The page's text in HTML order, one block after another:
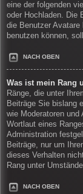
eine der folgenden
oder Hochladen. Die
die Benutzer
benutzen können,
NACH OBEN
Was ist mein Rang
Ränge, die unter
Beiträge Sie bislang
wie Moderatoren und
Wortlaut eines
Administration
Beiträge, nur um
dieses Verhalten
Rang unter
NACH OBEN